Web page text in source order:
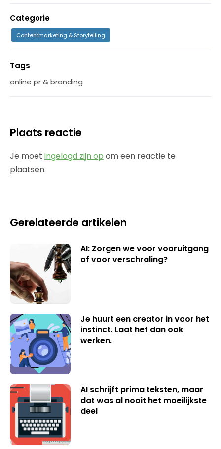
Categorie
Contentmarketing & Storytelling
Tags
online pr & branding
Plaats reactie
Je moet ingelogd zijn op om een reactie te
plaatsen.
Gerelateerde artikelen
AI: Zorgen we voor vooruitgang
of voor verschraling?
Je huurt een creator in voor het
instinct. Laat het dan ook
werken.
AI schrijft prima teksten, maar
dat was al nooit het moeilijkste
deel